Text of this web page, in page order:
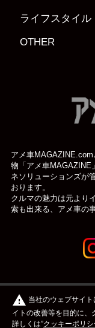
ライフスタイル
OTHER
アメ車
物「アメ車MAGAZINE
ネソリューションズが
おります。
クルマの魅力は元より
索も出来る、アメ車の
© アメ車のWEB
warning 当社のウェブサイ
イトの改善等を目的に、
詳しくは”クッキーポリシ